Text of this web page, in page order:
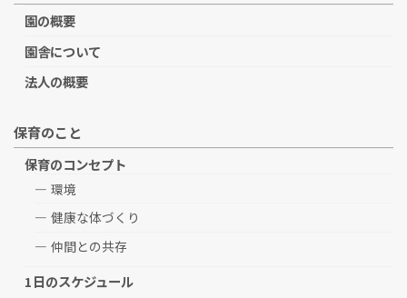
園の概要
園舎について
法人の概要
保育のこと
保育のコンセプト
環境
健康な体づくり
仲間との共存
1日のスケジュール